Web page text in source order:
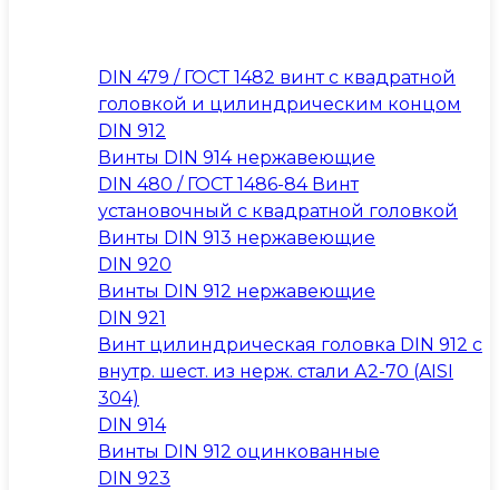
DIN 479 / ГОСТ 1482 винт с квадратной
головкой и цилиндрическим концом
DIN 912
Винты DIN 914 нержавеющие
DIN 480 / ГОСТ 1486-84 Винт
установочный с квадратной головкой
Винты DIN 913 нержавеющие
DIN 920
Винты DIN 912 нержавеющие
DIN 921
Винт цилиндрическая головка DIN 912 с
внутр. шест. из нерж. стали А2-70 (AISI
304)
DIN 914
Винты DIN 912 оцинкованные
DIN 923